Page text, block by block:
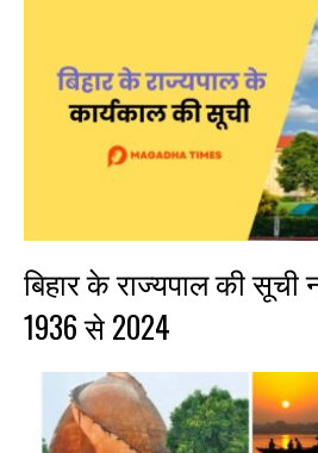
बिहार के राज्यपाल की सूची
1936 से 2024